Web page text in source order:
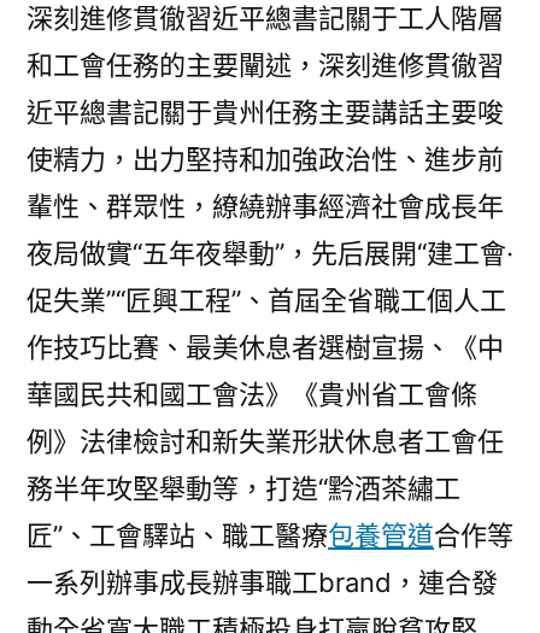
深刻進修貫徹習近平總書記關于工人階層
和工會任務的主要闡述，深刻進修貫徹習
近平總書記關于貴州任務主要講話主要唆
使精力，出力堅持和加強政治性、進步前
輩性、群眾性，繚繞辦事經濟社會成長年
夜局做實“五年夜舉動”，先后展開“建工會·
促失業”“匠興工程”、首屆全省職工個人工
作技巧比賽、最美休息者選樹宣揚、《中
華國民共和國工會法》《貴州省工會條
例》法律檢討和新失業形狀休息者工會任
務半年攻堅舉動等，打造“黔酒茶繡工
匠”、工會驛站、職工醫療包養管道合作等
一系列辦事成長辦事職工brand，連合發